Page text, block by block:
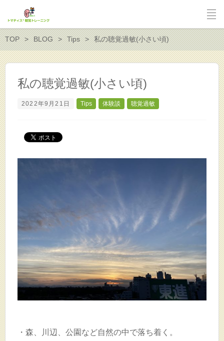
TOP BLOG Tips 私の聴覚過敏(小さい頃)
私の聴覚過敏(小さい頃)
2022年9月21日 Tips 体験談 聴覚過敏
・森、川辺、公園など自然の中で落ち着く。